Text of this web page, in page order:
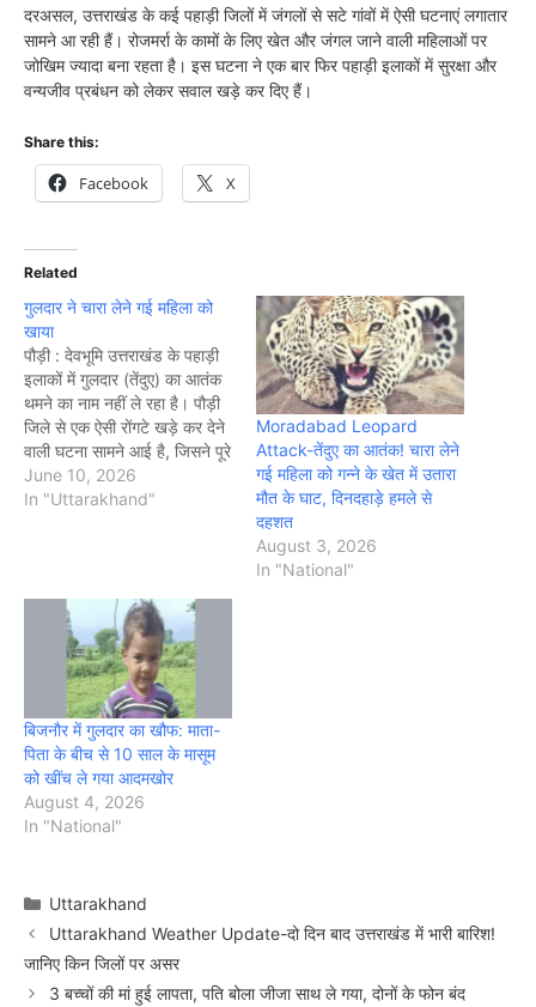
दरअसल, उत्तराखंड के कई पहाड़ी जिलों में जंगलों से सटे गांवों में ऐसी घटनाएं लगातार
सामने आ रही हैं। रोजमर्रा के कामों के लिए खेत और जंगल जाने वाली महिलाओं पर
जोखिम ज्यादा बना रहता है। इस घटना ने एक बार फिर पहाड़ी इलाकों में सुरक्षा और
वन्यजीव प्रबंधन को लेकर सवाल खड़े कर दिए हैं।
Share this:
Facebook X
Related
गुलदार ने चारा लेने गई महिला को
खाया
पौड़ी : देवभूमि उत्तराखंड के पहाड़ी
इलाकों में गुलदार (तेंदुए) का आतंक
थमने का नाम नहीं ले रहा है। पौड़ी
जिले से एक ऐसी रोंगटे खड़े कर देने
वाली घटना सामने आई है, जिसने पूरे
इलाके में दहशत का माहौल पैदा कर
दिया है। यहां एक आदमखोर गुलदार
June 10, 2026
In "Uttarakhand"
Moradabad Leopard
Attack-तेंदुए का आतंक! चारा लेने
गई महिला को गन्ने के खेत में उतारा
मौत के घाट, दिनदहाड़े हमले से
दहशत
August 3, 2026
In "National"
बिजनौर में गुलदार का खौफ: माता-
पिता के बीच से 10 साल के मासूम
को खींच ले गया आदमखोर
August 4, 2026
In "National"
Categories
Uttarakhand
Uttarakhand Weather Update-दो दिन बाद उत्तराखंड में भारी बारिश!
जानिए किन जिलों पर असर
3 बच्चों की मां हुई लापता, पति बोला जीजा साथ ले गया, दोनों के फोन बंद